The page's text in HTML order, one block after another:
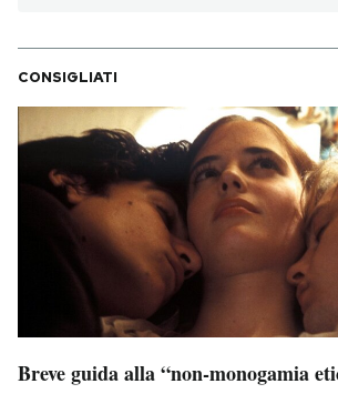
CONSIGLIATI
Breve guida alla “non-monogamia